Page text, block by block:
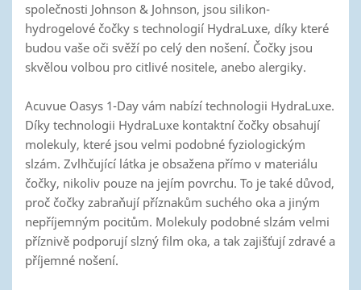
společnosti Johnson & Johnson, jsou silikon-
hydrogelové čočky s technologií HydraLuxe, díky které
budou vaše oči svěží po celý den nošení. Čočky jsou
skvělou volbou pro citlivé nositele, anebo alergiky.
Acuvue Oasys 1-Day vám nabízí technologii HydraLuxe.
Díky technologii HydraLuxe kontaktní čočky obsahují
molekuly, které jsou velmi podobné fyziologickým
slzám. Zvlhčující látka je obsažena přímo v materiálu
čočky, nikoliv pouze na jejím povrchu. To je také důvod,
proč čočky zabraňují příznakům suchého oka a jiným
nepříjemným pocitům. Molekuly podobné slzám velmi
příznivě podporují slzný film oka, a tak zajišťují zdravé a
příjemné nošení.